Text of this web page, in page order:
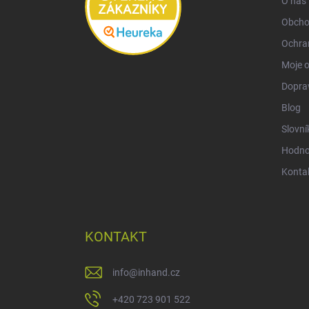
Moje
Blog
KONTAKT
info@inhand.cz
+420 723 901 522